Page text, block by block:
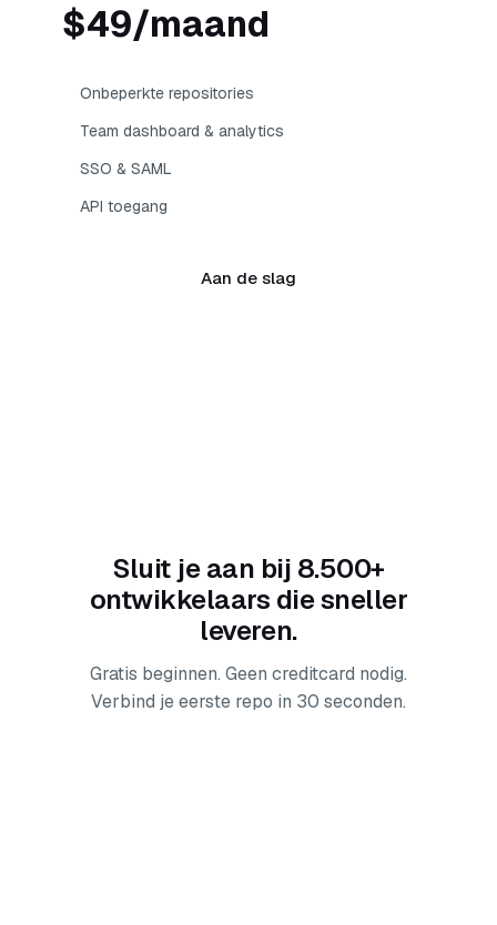
$49/maand
Onbeperkte repositories
Team dashboard & analytics
SSO & SAML
API toegang
Aan de slag
Sluit je aan bij 8.500+
ontwikkelaars die sneller
leveren.
Gratis beginnen. Geen creditcard nodig.
Verbind je eerste repo in 30 seconden.